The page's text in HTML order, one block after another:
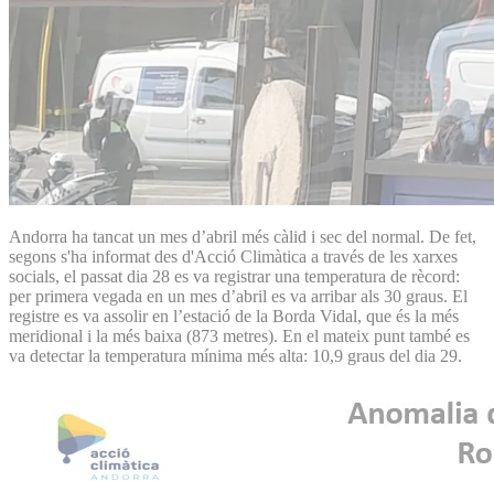
Andorra ha tancat un mes d’abril més càlid i sec del normal. De fet,
segons s'ha informat des d'Acció Climàtica a través de les xarxes
socials, el passat dia 28 es va registrar una temperatura de rècord:
per primera vegada en un mes d’abril es va arribar als 30 graus. El
registre es va assolir en l’estació de la Borda Vidal, que és la més
meridional i la més baixa (873 metres). En el mateix punt també es
va detectar la temperatura mínima més alta: 10,9 graus del dia 29.